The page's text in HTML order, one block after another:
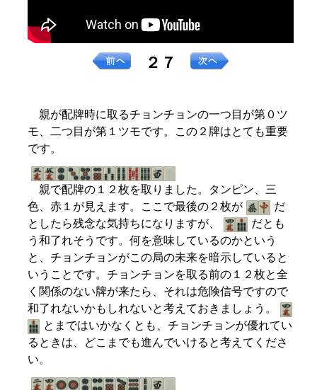
２７
親が配牌時に取るチョンチョンの一つ目が第０ツ
モ、二つ目が第１ツモです。この２牌はとても重要
です。
親で配牌の１２枚を取りました。タンピン、三
色、赤１が見えます。ここで最後の２枚が
だ
としたら残念な気持ちになりますが、
だとも
う和了れそうです。何を意味しているのかという
と、チョンチョンがこの局の未来を暗示していると
いうことです。チョンチョンを取る前の１２枚と全
く関係のない牌が来たら、それは危険信号ですので
和了れないかもしれないと考えておきましょう。
とまではいかなくとも、チョンチョンが優れてい
るときは、どこまでも進んでいけると考えてくださ
い。